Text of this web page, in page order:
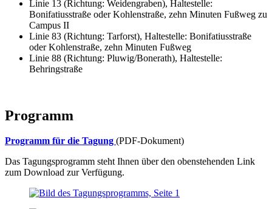
Linie 13 (Richtung: Weidengraben), Haltestelle:
Bonifatiusstraße oder Kohlenstraße, zehn Minuten Fußweg zu
Campus II
Linie 83 (Richtung: Tarforst), Haltestelle: Bonifatiusstraße
oder Kohlenstraße, zehn Minuten Fußweg
Linie 88 (Richtung: Pluwig/Bonerath), Haltestelle:
Behringstraße
Programm
Programm für die Tagung (PDF-Dokument)
Das Tagungsprogramm steht Ihnen über den obenstehenden Link
zum Download zur Verfügung.